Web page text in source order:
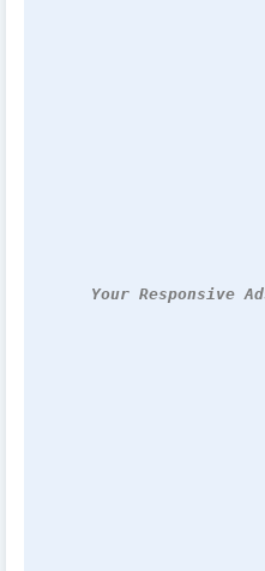
Your Responsive